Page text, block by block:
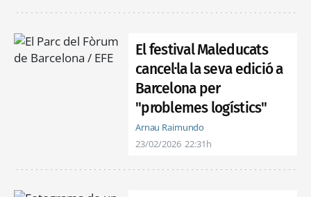
El festival Maleducats
cancel·la la seva edició a
Barcelona per
"problemes logístics"
Arnau Raimundo
23/02/2026 22:31h